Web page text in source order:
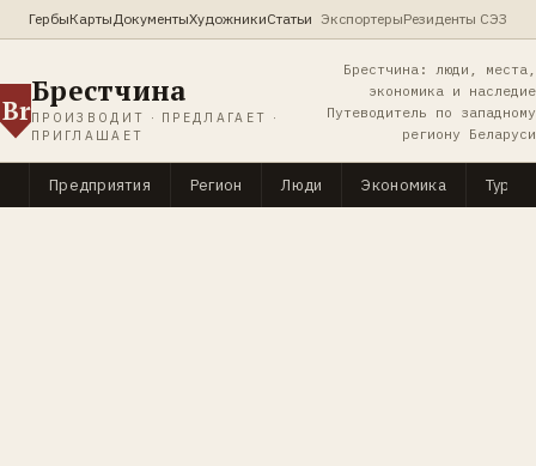
ГербыКартыДокументыХудожникиСтатьи ЭкспортерыРезиденты СЭЗ
Br
Брестчина
ПРОИЗВОДИТ · ПРЕДЛАГАЕТ ·
ПРИГЛАШАЕТ
Брестчина: люди, места,
экономика и наследие
Путеводитель по западному
региону Беларуси
Предприятия Регион Люди Экономика